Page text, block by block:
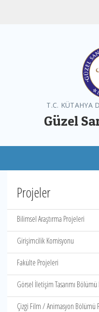
T.C. KÜTAHYA
Güzel
Projeler
Bilimsel Araştırma Projeleri
Girişimcilik Komisyonu
Fakülte Projeleri
Görsel İletişim Tasarımı
Çizgi Film / Animasyon Bölümü